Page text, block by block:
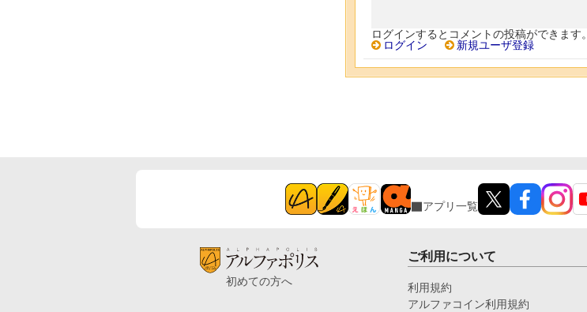
ログインするとコメントの投稿ができます。
ログイン
新規ユーザ登録
アプリ一覧
初めての方へ
ご利用について
利用規約
アルファコイン利用規約